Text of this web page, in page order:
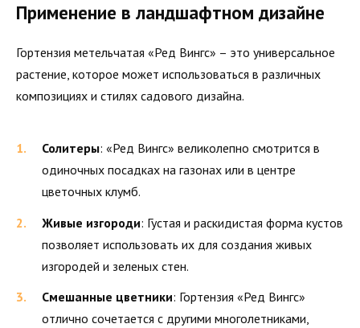
Применение в ландшафтном дизайне
Гортензия метельчатая «Ред Вингс» – это универсальное
растение, которое может использоваться в различных
композициях и стилях садового дизайна.
Солитеры: «Ред Вингс» великолепно смотрится в
одиночных посадках на газонах или в центре
цветочных клумб.
Живые изгороди: Густая и раскидистая форма кустов
позволяет использовать их для создания живых
изгородей и зеленых стен.
Смешанные цветники: Гортензия «Ред Вингс»
отлично сочетается с другими многолетниками,